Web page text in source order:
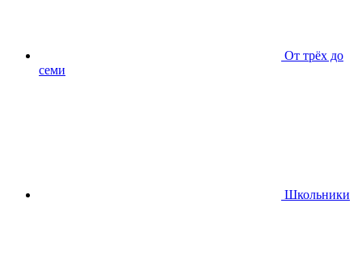
От трёх до
семи
Школьники